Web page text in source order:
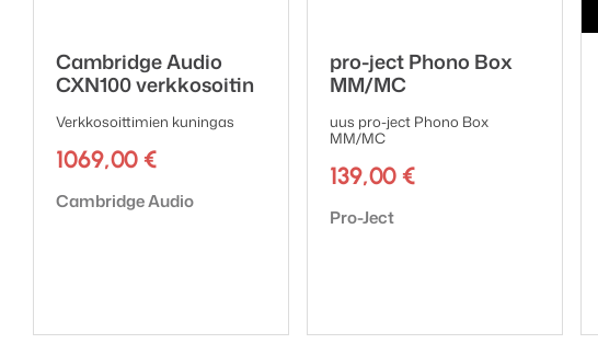
Cambridge Audio
CXN100 verkkosoitin
Verkkosoittimien kuningas
1069,00 €
Tuotemerkki:
Cambridge Audio
pro-ject Phono Box
MM/MC
uus pro-ject Phono Box
MM/MC
139,00 €
Tuotemerkki:
Pro-Ject